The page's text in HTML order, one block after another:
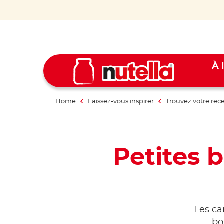
À
Home Laissez-vous inspirer Trouvez votre
Petites
Les